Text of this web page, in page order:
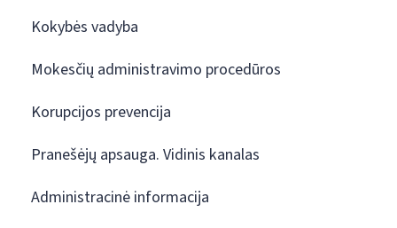
Kokybės vadyba
Mokesčių administravimo procedūros
Korupcijos prevencija
Pranešėjų apsauga. Vidinis kanalas
Administracinė informacija